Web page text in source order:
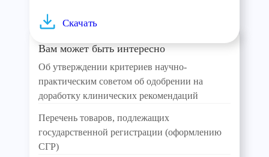
Скачать
Вам может быть интересно
Об утверждении критериев научно-
практическим советом об одобрении на
доработку клинических рекомендаций
Перечень товаров, подлежащих
государственной регистрации (оформлению
СГР)